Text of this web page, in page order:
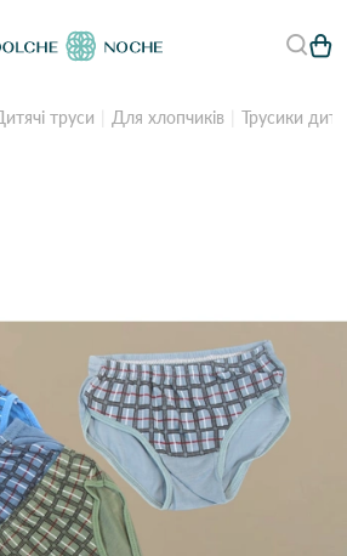
труси Для хлопчиків Трусики